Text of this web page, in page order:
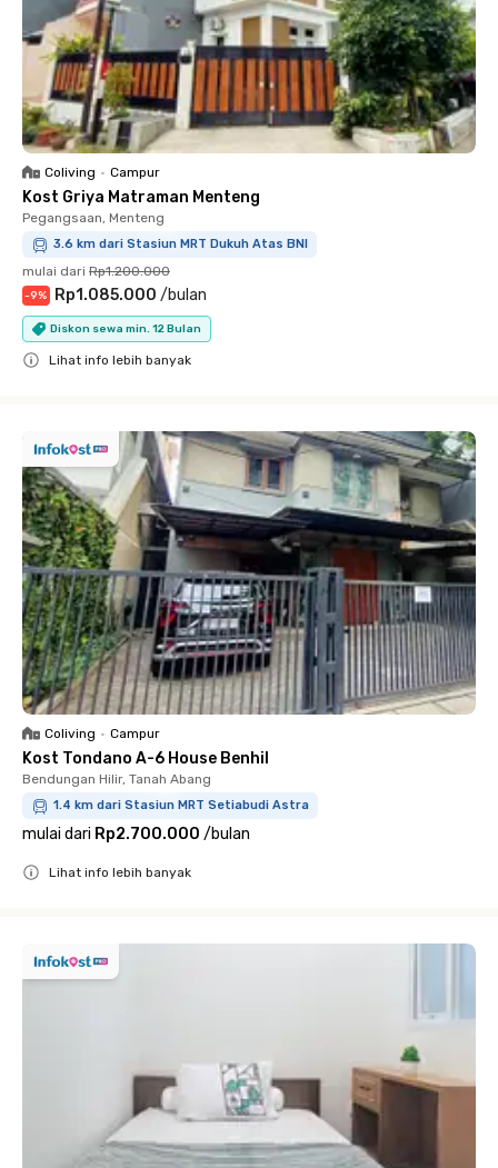
Coliving • Campur
Kost Griya Matraman Menteng
Pegangsaan, Menteng
3.6 km dari Stasiun MRT Dukuh Atas BNI
mulai dari Rp1.200.000
-9% Rp1.085.000 /bulan
Diskon sewa min. 12 Bulan
Lihat info lebih banyak
Coliving • Campur
Kost Tondano A-6 House Benhil
Bendungan Hilir, Tanah Abang
1.4 km dari Stasiun MRT Setiabudi Astra
mulai dari Rp2.700.000 /bulan
Lihat info lebih banyak